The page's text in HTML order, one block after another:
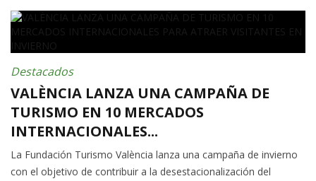
Destacados
VALÈNCIA LANZA UNA CAMPAÑA DE
TURISMO EN 10 MERCADOS
INTERNACIONALES...
La Fundación Turismo València lanza una campaña de invierno
con el objetivo de contribuir a la desestacionalización del